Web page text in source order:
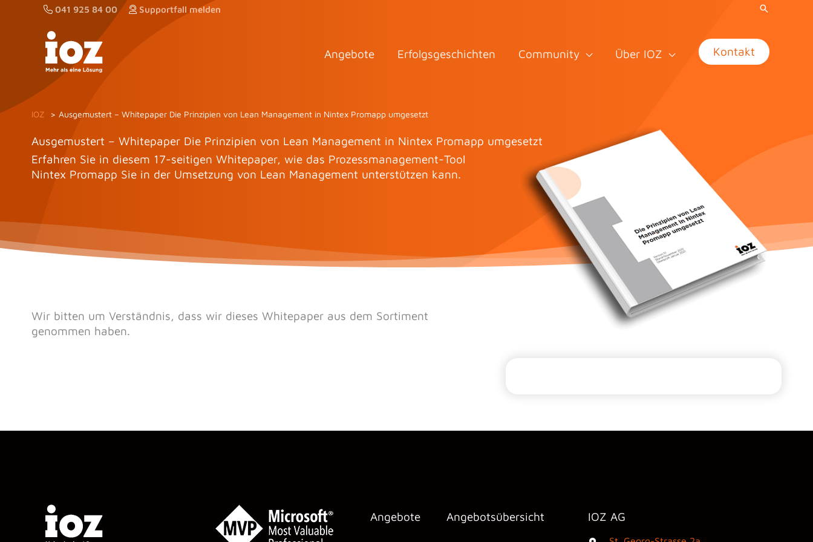
041 925 84 00 Supportfall melden
Angebote Erfolgsgeschichten Community Über IOZ Kontakt
IOZ Ausgemustert – Whitepaper Die Prinzipien von Lean Management in Nintex Promapp umgesetzt
Ausgemustert – Whitepaper Die Prinzipien von Lean Management in Nintex Promapp umgesetzt
Erfahren Sie in diesem 17-seitigen Whitepaper, wie das Prozessmanagement-Tool
Nintex Promapp Sie in der Umsetzung von Lean Management unterstützen kann.
Wir bitten um Verständnis, dass wir dieses Whitepaper aus dem Sortiment
genommen haben.
Angebote Angebotsübersicht IOZ AG